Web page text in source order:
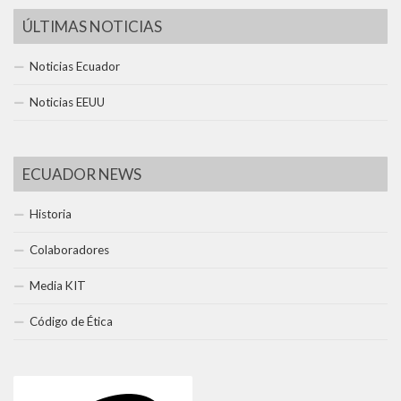
ÚLTIMAS NOTICIAS
Noticias Ecuador
Noticias EEUU
ECUADOR NEWS
Historia
Colaboradores
Media KIT
Código de Ética